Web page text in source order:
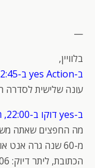
—
בלוויין,
ב-yes Action ב-22:45, בלתי נשכח
עונה שלישית לסדרה
ב-yes דוקו ב-22:00, הוליווד 306
מה החפצים שאתה
מ-60 שנה גרה